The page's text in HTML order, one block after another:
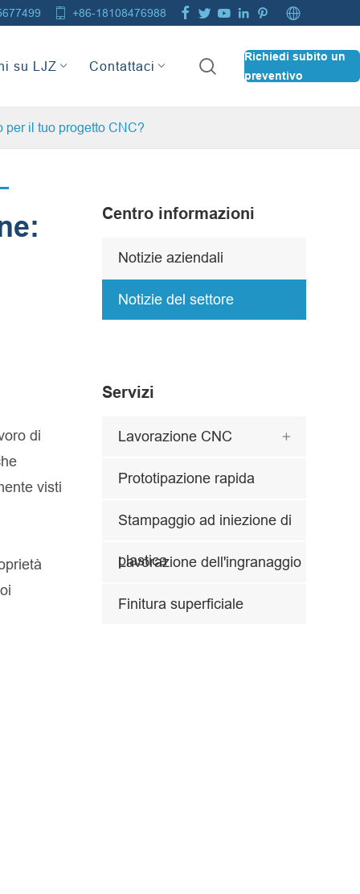
 +86-18108476988      
su LJZ
Contattaci 
Richiedi subito un
preventivo
il tuo progetto CNC?
di
visti
Centro informazioni
Notizie aziendali
Notizie del settore
Servizi
Lavorazione CNC 
Prototipazione rapida
Stampaggio ad iniezione di
plastica
Lavorazione dell'ingranaggio
Finitura superficiale